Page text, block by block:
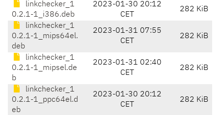
linkchecker_1
0.2.1-1_i386.deb
2023-01-30 20:12
CET
282 KiB
linkchecker_1
0.2.1-1_mips64el.
deb
2023-01-31 07:55
CET
282 KiB
linkchecker_1
0.2.1-1_mipsel.de
b
2023-01-31 02:40
CET
282 KiB
linkchecker_1
0.2.1-1_ppc64el.d
eb
2023-01-30 20:12
CET
282 KiB